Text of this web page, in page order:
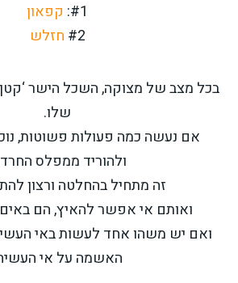
#1: קפאון
#2 חזלש
בכל מצב של מצוקה, השכל הישר
שלו.
אם נעשה כמה פעולות פשוטות,
ולהוריד ממפלס
זה מתחיל בהחלטה ורצון
ואותם אי אפשר להאיץ, הם
ואם יש משהו אחד לעשות באי
האשמה על אי